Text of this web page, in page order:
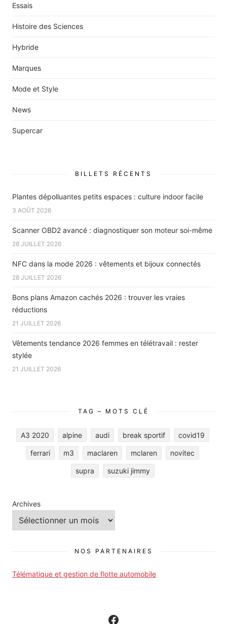
Essais
Histoire des Sciences
Hybride
Marques
Mode et Style
News
Supercar
BILLETS RÉCENTS
Plantes dépolluantes petits espaces : culture indoor facile
3 AOÛT 2026
Scanner OBD2 avancé : diagnostiquer son moteur soi-même
28 JUILLET 2026
NFC dans la mode 2026 : vêtements et bijoux connectés
28 JUILLET 2026
Bons plans Amazon cachés 2026 : trouver les vraies
réductions
21 JUILLET 2026
Vêtements tendance 2026 femmes en télétravail : rester
stylée
21 JUILLET 2026
TAG – MOTS CLÉ
A3 2020 alpine audi break sportif covid19
ferrari m3 maclaren mclaren novitec
supra suzuki jimmy
Archives
NOS PARTENAIRES
Télématique et gestion de flotte automobile